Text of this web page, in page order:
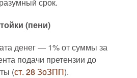
(пени)
денег — 1% от суммы за
подачи претензии до
(ст. 28 ЗоЗПП).